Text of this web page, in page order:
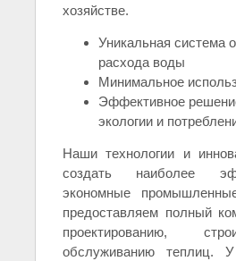
хозяйстве.
Уникальная система
расхода воды
Минимальное
Эффективное
экологии и
Наши технологии и
создать наиболее
экономные
предоставляем полный
проектированию,
обслуживанию теплиц.